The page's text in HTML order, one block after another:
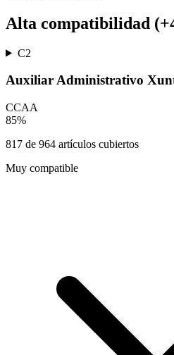
Alta compatibilidad
C2
Auxiliar Administrativo
CCAA
85%
817 de 964 artículos cubiertos
Muy compatible